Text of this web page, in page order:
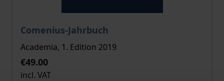
Comenius-Jahrbuch
The price depends on the options chosen on the
Academia, 1. Edition 2019
€49.00
incl. VAT